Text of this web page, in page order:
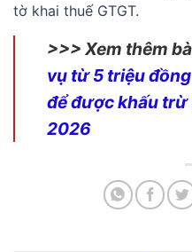
tờ khai thuế GTGT.
>>> Xem thêm
vụ từ 5 triệu
để được khấu trừ
2026